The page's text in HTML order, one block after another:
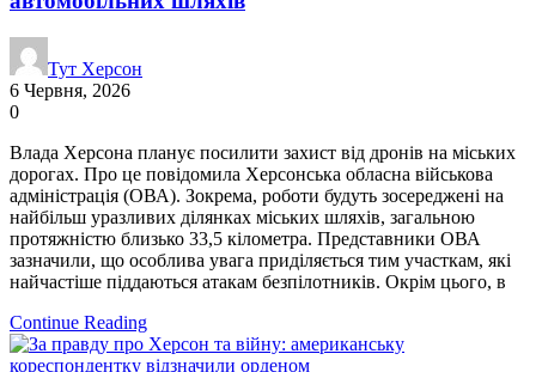
Тут Херсон
6 Червня, 2026
0
Влада Херсона планує посилити захист від дронів на міських
дорогах. Про це повідомила Херсонська обласна військова
адміністрація (ОВА). Зокрема, роботи будуть зосереджені на
найбільш уразливих ділянках міських шляхів, загальною
протяжністю близько 33,5 кілометра. Представники ОВА
зазначили, що особлива увага приділяється тим участкам, які
найчастіше піддаються атакам безпілотників. Окрім цього, в
Continue Reading